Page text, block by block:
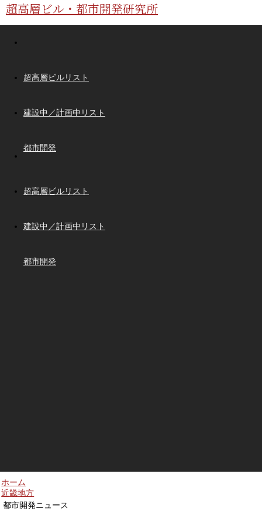
超高層ビル・都市開発研究所
超高層ビルリスト
建設中／計画中リスト
都市開発
超高層ビルリスト
建設中／計画中リスト
都市開発
ホーム
近畿地方
都市開発ニュース